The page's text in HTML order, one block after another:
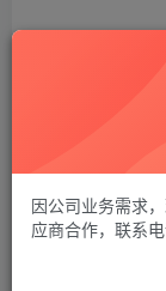
因公司业务需求
应商合作，联系